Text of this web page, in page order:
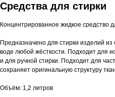
Средства для стирки
Концентрированное жидкое средство
Предназначено для стирки изделий
воде любой жёсткости. Подходит для
и для ручной стирки. Подходит для
сохраняет оригинальную структуру
Объём: 1,2 литров